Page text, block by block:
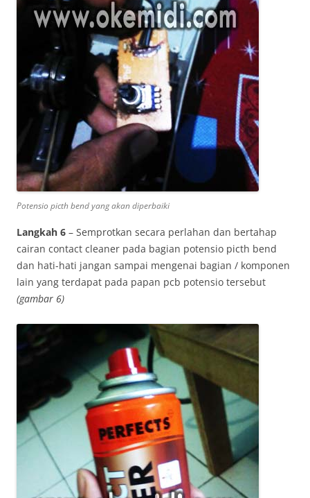
Potensio picth bend yang akan diperbaiki
Langkah 6 – Semprotkan secara perlahan dan bertahap
cairan contact cleaner pada bagian potensio picth bend
dan hati-hati jangan sampai mengenai bagian / komponen
lain yang terdapat pada papan pcb potensio tersebut
(gambar 6)